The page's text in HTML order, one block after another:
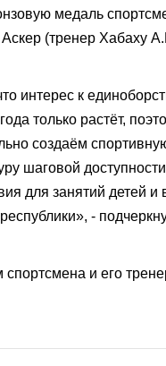
медаль
Аскер (тренер Хабаху
интерес к
только растёт,
создаём
шаговой
для занятий детей и
-
и его